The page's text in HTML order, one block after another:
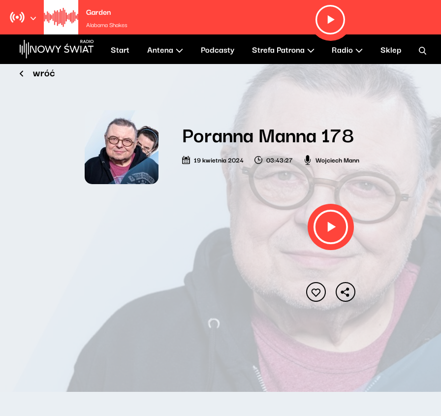
Garden
Alabama Shakes
Start Antena Podcasty Strefa Patrona Radio Sklep
wróć
Poranna Manna 178
19 kwietnia 2024 03:43:27 Wojciech Mann